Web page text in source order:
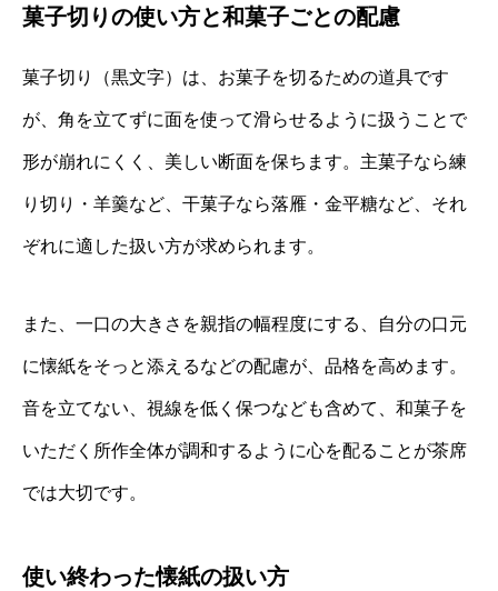
菓子切りの使い方と和菓子ごとの配慮
菓子切り（黒文字）は、お菓子を切るための道具です
が、角を立てずに面を使って滑らせるように扱うことで
形が崩れにくく、美しい断面を保ちます。主菓子なら練
り切り・羊羹など、干菓子なら落雁・金平糖など、それ
ぞれに適した扱い方が求められます。
また、一口の大きさを親指の幅程度にする、自分の口元
に懐紙をそっと添えるなどの配慮が、品格を高めます。
音を立てない、視線を低く保つなども含めて、和菓子を
いただく所作全体が調和するように心を配ることが茶席
では大切です。
使い終わった懐紙の扱い方